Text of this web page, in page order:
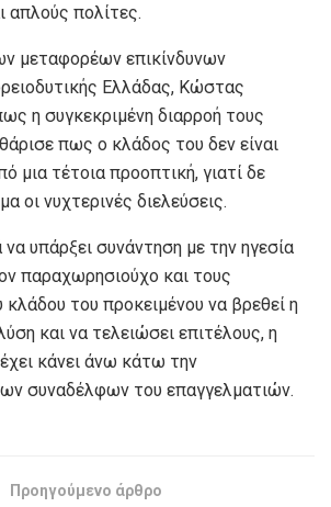
απλούς πολίτες.
μεταφορέων επικίνδυνων
Ελλάδας, Κώστας
η συγκεκριμένη διαρροή τους
πως ο κλάδος του δεν είναι
μια τέτοια προοπτική, γιατί δε
οι νυχτερινές διελεύσεις.
υπάρξει συνάντηση με την ηγεσία
παραχωρησιούχο και τους
του προκειμένου να βρεθεί η
και να τελειώσει επιτέλους, η
κάνει άνω κάτω την
συναδέλφων του επαγγελματιών.
Προηγούμενο άρθρο